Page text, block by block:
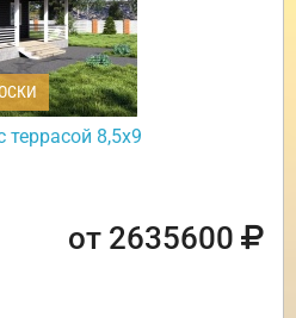
8,5х9
от 2635600